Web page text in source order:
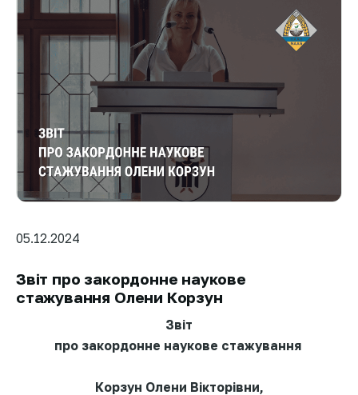
05.12.2024
Звіт про закордонне наукове
стажування Олени Корзун
Звіт
про закордонне наукове стажування
Корзун Олени Вікторівни,